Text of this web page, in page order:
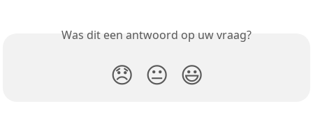
Was dit een antwoord op uw vraag?
😞 😐 😃